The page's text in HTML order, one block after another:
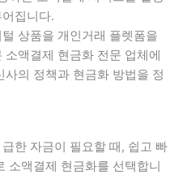
집니다.
상품을 개인거래 플렛폼을
액결제 현금화 전문 업체에
의 정책과 현금화 방법을 정
한 자금이 필요할 때 , 쉽고 빠
소액결제 현금화를 선택합니